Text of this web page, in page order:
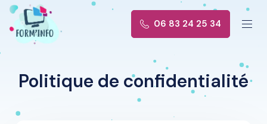
06 83 24 25 34
Politique de confidentialité